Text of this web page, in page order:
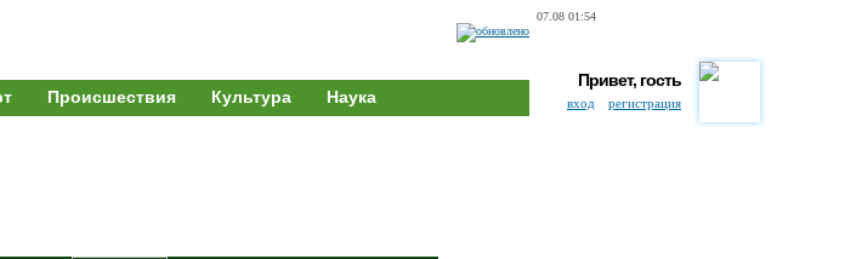
07.08 01:54
Происшествия Культура Наука
Привет, гость
вход регистрация